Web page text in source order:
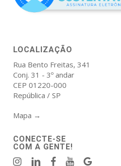
LOCALIZAÇÃO
Rua Bento Freitas, 341
Conj. 31 - 3º andar
CEP 01220-000
República / SP
Mapa →
CONECTE-SE
COM A GENTE!